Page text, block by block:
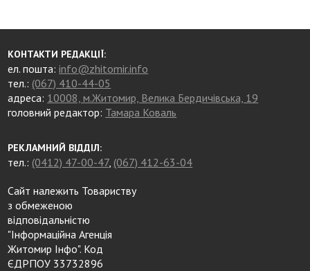
КОНТАКТИ РЕДАКЦІЇ:
ел. пошта:info@zhitomir.info
тел.: (067) 410-44-05
адреса: 10008, м.Житомир, Велика Бердичівська, 19
головний редактор: Тамара Коваль
РЕКЛАМНИЙ ВІДДІЛ:
тел.: (0412) 47-00-47, (067) 412-63-04
Сайт належить Товариству
з обмеженою
відповідальністю
"Інформаційна Агенція
Житомир Інфо". Код
ЄДРПОУ 33732896